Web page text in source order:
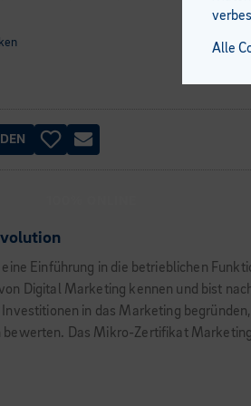
eine Einführung in die betrieblichen
Digital Marketing kennen und bist
Investitionen in das Marketing
bewerten. Das Mikro-Zertifikat
Alle